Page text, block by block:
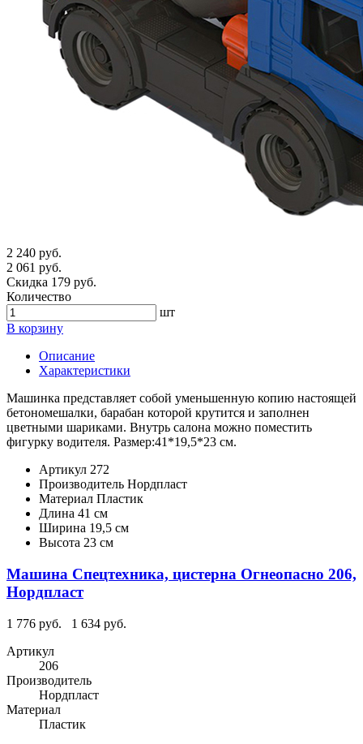
2 240 руб.
2 061 руб.
Скидка 179 руб.
Количество
шт
В корзину
Описание
Характеристики
Машинка представляет собой уменьшенную копию настоящей
бетономешалки, барабан которой крутится и заполнен
цветными шариками. Внутрь салона можно поместить
фигурку водителя. Размер:41*19,5*23 см.
Артикул 272
Производитель Нордпласт
Материал Пластик
Длина 41 см
Ширина 19,5 см
Высота 23 см
Машина Спецтехника, цистерна Огнеопасно 206,
Нордпласт
1 776 руб.
1 634 руб.
Артикул
206
Производитель
Нордпласт
Материал
Пластик